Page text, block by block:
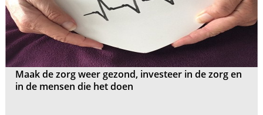
Maak de zorg weer gezond, investeer in de zorg en
in de mensen die het doen